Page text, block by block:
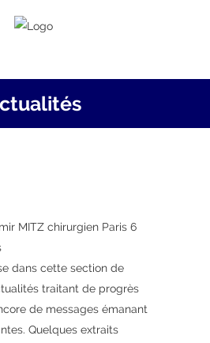
dans cette section de
traitant de progrès
de messages émanant
Quelques extraits